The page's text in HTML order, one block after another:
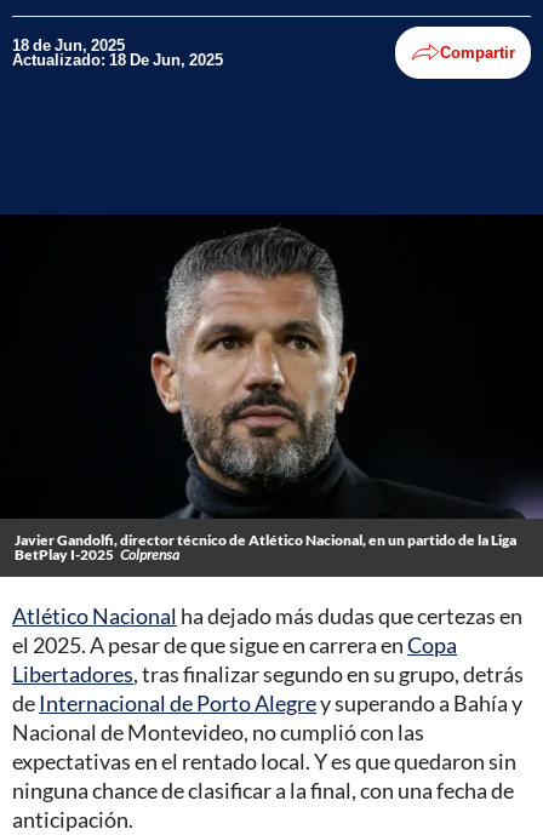
18 de Jun, 2025
Actualizado: 18 De Jun, 2025 Compartir
Javier Gandolfi, director técnico de Atlético Nacional, en un partido de la Liga
BetPlay I-2025 Colprensa
Atlético Nacional ha dejado más dudas que certezas en
el 2025. A pesar de que sigue en carrera enCopa
Libertadores, tras finalizar segundo en su grupo, detrás
deInternacional de Porto Alegrey superando a Bahía y
Nacional de Montevideo, no cumplió con las
expectativas en el rentado local. Y es que quedaron sin
ninguna chance de clasificar a la final, con una fecha de
anticipación.